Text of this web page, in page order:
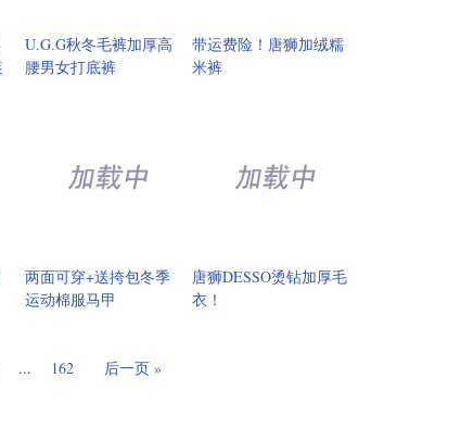
腰男女打底裤
米裤
运动棉服马甲
衣！